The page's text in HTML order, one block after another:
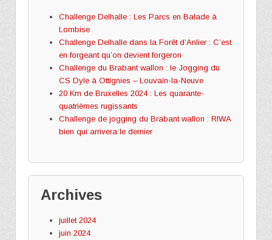
Challenge Delhalle : Les Parcs en Balade à
Lombise
Challenge Delhalle dans la Forêt d’Anlier : C’est
en forgeant qu’on devient forgeron
Challenge du Brabant wallon : le Jogging du
CS Dyle à Ottignies – Louvain-la-Neuve
20 Km de Bruxelles 2024 : Les quarante-
quatrièmes rugissants
Challenge de jogging du Brabant wallon : RIWA
bien qui arrivera le dernier
Archives
juillet 2024
juin 2024